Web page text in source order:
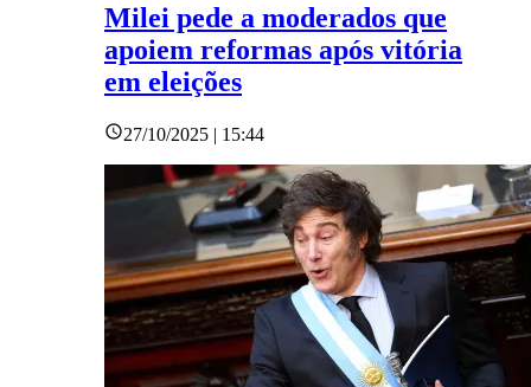
Milei pede a moderados que
apoiem reformas após vitória
em eleições
27/10/2025 | 15:44